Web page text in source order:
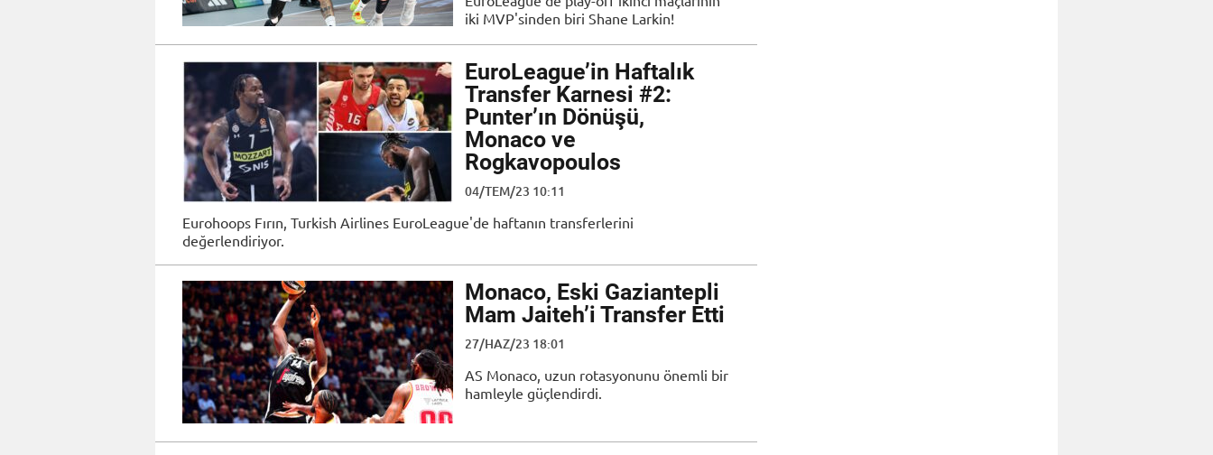
iki MVP'sinden biri Shane Larkin!
EuroLeague’in Haftalık
Transfer Karnesi #2:
Punter’ın Dönüşü,
Monaco ve
Rogkavopoulos
04/TEM/23 10:11
Eurohoops Fırın, Turkish Airlines EuroLeague'de haftanın transferlerini
değerlendiriyor.
Monaco, Eski Gaziantepli
Mam Jaiteh’i Transfer Etti
27/HAZ/23 18:01
AS Monaco, uzun rotasyonunu önemli bir
hamleyle güçlendirdi.